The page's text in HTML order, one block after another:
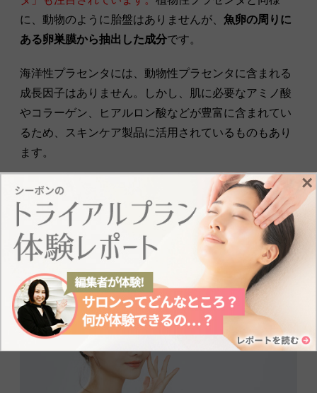
に、動物のように胎盤はありませんが、 魚卵の周りに
ある卵巣膜から抽出した成分です。
海洋性プラセンタには、動物性プラセンタに含まれる
成長因子はありません。しかし、肌に必要なアミノ酸
やコラーゲン、ヒアルロン酸などが豊富に含まれてい
るため、スキンケア製品に活用されているものもあり
ます。
プラセンタを取り入れる方法
×